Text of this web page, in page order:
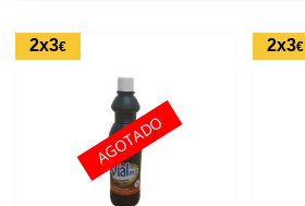
2x3€
AGOTADO
2x3€